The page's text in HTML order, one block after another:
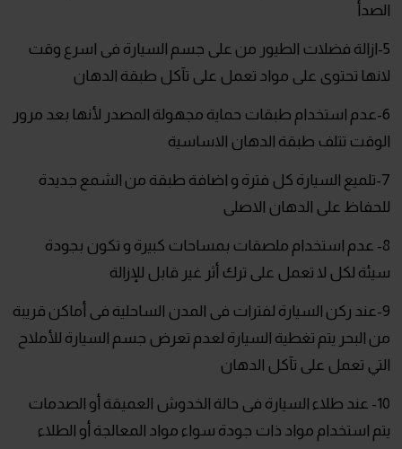
الصدأ
5-ازالة فضلات الطيور من على جسم السيارة فى اسرع وقت
لانها تحتوى على مواد تعمل على تآكل طبقة الدهان
6-عدم استخدام طبقات حماية مجهولة المصدر لأنها بعد مرور
الوقت تتلف طبقة الدهان الاساسية
7-تلميع السيارة كل فترة و اضافة طبقة من الشمع جديدة
للحفاظ على الدهان الاصلى
8- عدم استخدام ملصقات بمساحات كبيرة و تكون بجودة
سيئة لكل لا تعمل على ترك أثر غير قابل للإزالة
9-عند ركن السيارة لفترات فى المدن الساحلية فى أماكن قريبة
من البحر يتم تغطية السيارة لعدم تعرض جسم السيارة للأملاح
التي تعمل على تآكل الدهان
10- عند طلاء السيارة فى حالة الخدوش العميقة أو الصدمات
يتم استخدام مواد ذات جودة سواء مواد المعالجة أو الطلاء